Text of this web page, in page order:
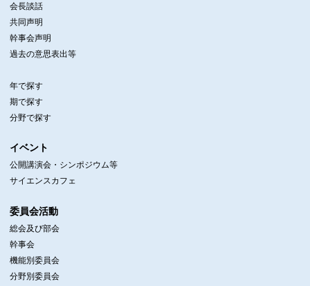
会長談話
共同声明
幹事会声明
過去の意思表出等
年で探す
期で探す
分野で探す
イベント
公開講演会・シンポジウム等
サイエンスカフェ
委員会活動
総会及び部会
幹事会
機能別委員会
分野別委員会